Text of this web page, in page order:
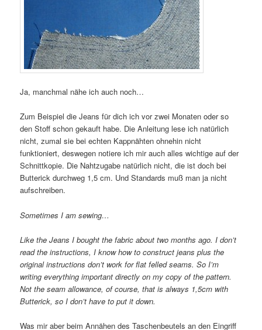
Ja, manchmal nähe ich auch noch…
Zum Beispiel die Jeans für dich ich vor zwei Monaten oder so
den Stoff schon gekauft habe. Die Anleitung lese ich natürlich
nicht, zumal sie bei echten Kappnähten ohnehin nicht
funktioniert, deswegen notiere ich mir auch alles wichtige auf der
Schnittkopie. Die Nahtzugabe natürlich nicht, die ist doch bei
Butterick durchweg 1,5 cm. Und Standards muß man ja nicht
aufschreiben.
Sometimes I am sewing…
Like the Jeans I bought the fabric about two months ago. I don’t
read the instructions, I know how to construct jeans plus the
original instructions don’t work for flat felled seams. So I’m
writing everything important directly on my copy of the pattern.
Not the seam allowance, of course, that is always 1,5cm with
Butterick, so I don’t have to put it down.
Was mir aber beim Annähen des Taschenbeutels an den Eingriff